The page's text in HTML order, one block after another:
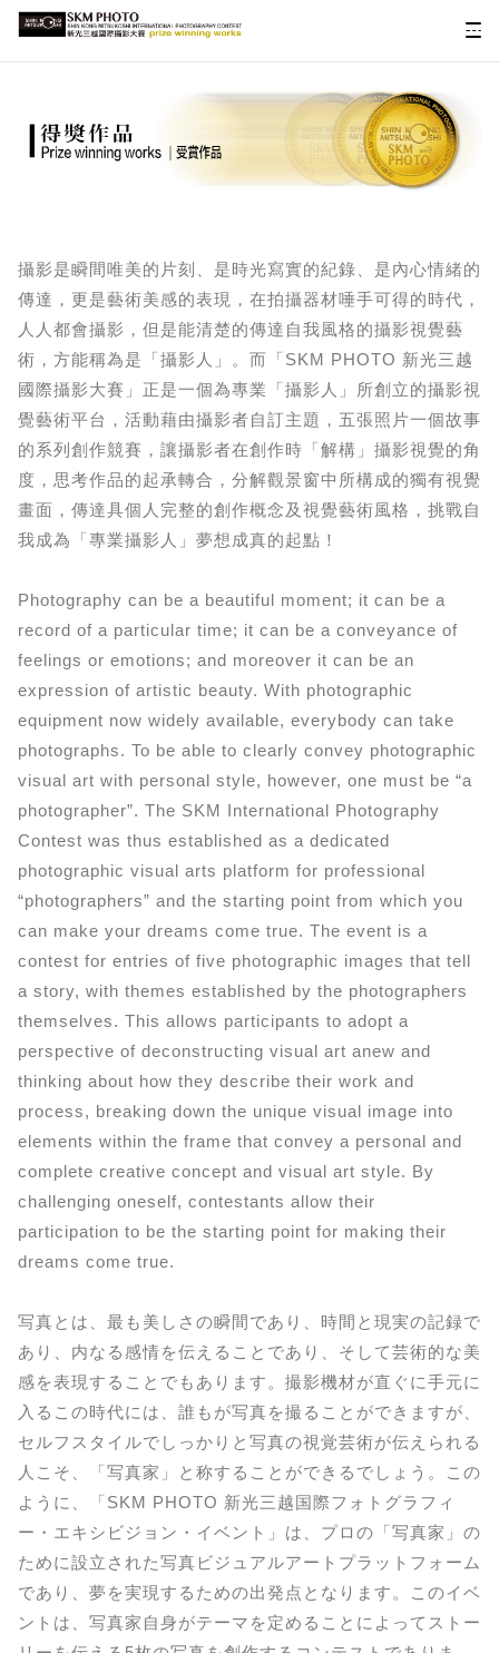
攝影是瞬間唯美的片刻、是時光寫實的紀錄、是內心情緒的
傳達，更是藝術美感的表現，在拍攝器材唾手可得的時代，
人人都會攝影，但是能清楚的傳達自我風格的攝影視覺藝
術，方能稱為是「攝影人」。而「SKM PHOTO 新光三越
國際攝影大賽」正是一個為專業「攝影人」所創立的攝影視
覺藝術平台，活動藉由攝影者自訂主題，五張照片一個故事
的系列創作競賽，讓攝影者在創作時「解構」攝影視覺的角
度，思考作品的起承轉合，分解觀景窗中所構成的獨有視覺
畫面，傳達具個人完整的創作概念及視覺藝術風格，挑戰自
我成為「專業攝影人」夢想成真的起點！
Photography can be a beautiful moment; it can be a
record of a particular time; it can be a conveyance of
feelings or emotions; and moreover it can be an
expression of artistic beauty. With photographic
equipment now widely available, everybody can take
photographs. To be able to clearly convey photographic
visual art with personal style, however, one must be “a
photographer”. The SKM International Photography
Contest was thus established as a dedicated
photographic visual arts platform for professional
“photographers” and the starting point from which you
can make your dreams come true. The event is a
contest for entries of five photographic images that tell
a story, with themes established by the photographers
themselves. This allows participants to adopt a
perspective of deconstructing visual art anew and
thinking about how they describe their work and
process, breaking down the unique visual image into
elements within the frame that convey a personal and
complete creative concept and visual art style. By
challenging oneself, contestants allow their
participation to be the starting point for making their
dreams come true.
写真とは、最も美しさの瞬間であり、時間と現実の記録で
あり、内なる感情を伝えることであり、そして芸術的な美
感を表現することでもあります。撮影機材が直ぐに手元に
入るこの時代には、誰もが写真を撮ることができますが、
セルフスタイルでしっかりと写真の視覚芸術が伝えられる
人こそ、「写真家」と称することができるでしょう。この
ように、「SKM PHOTO 新光三越国際フォトグラフィ
ー・エキシビジョン・イベント」は、プロの「写真家」の
ために設立された写真ビジュアルアートプラットフォーム
であり、夢を実現するための出発点となります。このイベ
ントは、写真家自身がテーマを定めることによってストー